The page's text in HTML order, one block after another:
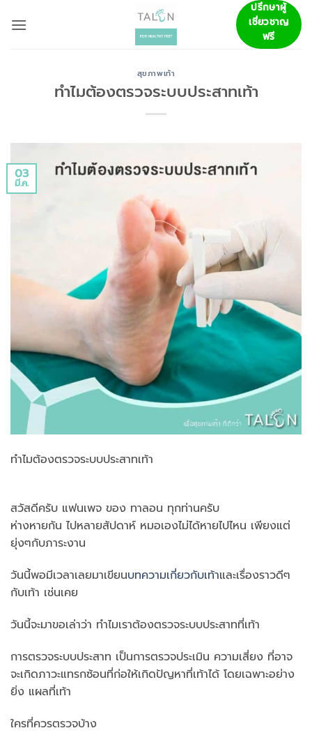
ปรึกษาผู้
เชี่ยวชาญ
ฟรี
สุขภาพเท้า
ทำไมต้องตรวจระบบประสาทเท้า
03
มี.ค.
ทำไมต้องตรวจระบบประสาทเท้า
สวัสดีครับ แฟนเพจ ของ ทาลอน ทุกท่านครับ
ห่างหายกัน ไปหลายสัปดาห์ หมอเองไม่ได้หายไปไหน เพียงแต่
ยุ่งๆกับภาระงาน
วันนี้พอมีเวลาเลยมาเขียนบทความเกี่ยวกับเท้าและเรื่องราวดีๆ
กับเท้า เช่นเคย
วันนี้จะมาขอเล่าว่า ทำไมเราต้องตรวจระบบประสาทที่เท้า
การตรวจระบบประสาท เป็นการตรวจประเมิน ความเสี่ยง ที่อาจ
จะเกิดภาวะแทรกซ้อนที่ก่อให้เกิดปัญหาที่เท้าได้ โดยเฉพาะอย่าง
ยิ่ง แผลที่เท้า
ใครที่ควรตรวจบ้าง